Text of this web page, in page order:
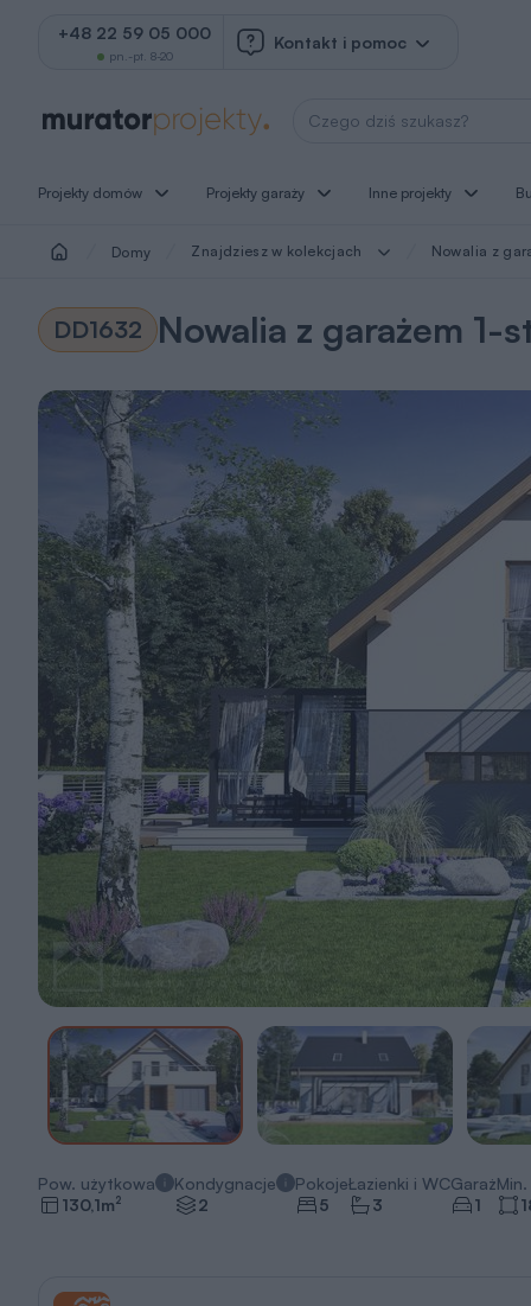
+48 22 59 05 000
pn.-pt. 8-20
Kontakt i pomoc
Wyszukaj projekt
Projekty domów Projekty garaży Inne projekty
Domy Znajdziesz w kolekcjach Nowalia z
DD1632 Nowalia z garażem 1-
Pow. użytkowa
130,1m2
Kondygnacje
2
Pokoje
5
Łazienki i WC
3
Garaż
1
Min.